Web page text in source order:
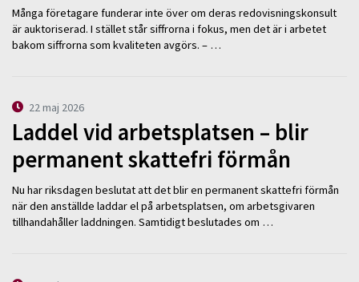
Många företagare funderar inte över om deras redovisningskonsult
är auktoriserad. I stället står siffrorna i fokus, men det är i arbetet
bakom siffrorna som kvaliteten avgörs. – …
22 maj 2026
Laddel vid arbetsplatsen – blir
permanent skattefri förmån
Nu har riksdagen beslutat att det blir en permanent skattefri förmån
när den anställde laddar el på arbetsplatsen, om arbetsgivaren
tillhandahåller laddningen. Samtidigt beslutades om …